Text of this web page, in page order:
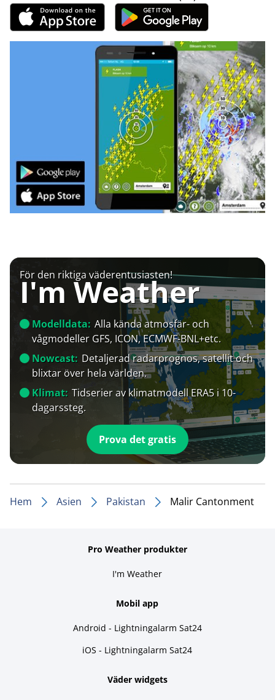
För den riktiga väderentusiasten!
I'm Weather
Modelldata: Alla kända atmosfär- och
vågmodeller GFS, ICON, ECMWF-BNL+etc.
Nowcast: Detaljerad radarprognos, satellit och
blixtar över hela världen.
Klimat: Tidserier av klimatmodell ERA5 i 10-
dagarssteg.
Prova det gratis
Hem Asien Pakistan Malir Cantonment
Pro Weather produkter
I'm Weather
Mobil app
Android - Lightningalarm Sat24
iOS - Lightningalarm Sat24
Väder widgets